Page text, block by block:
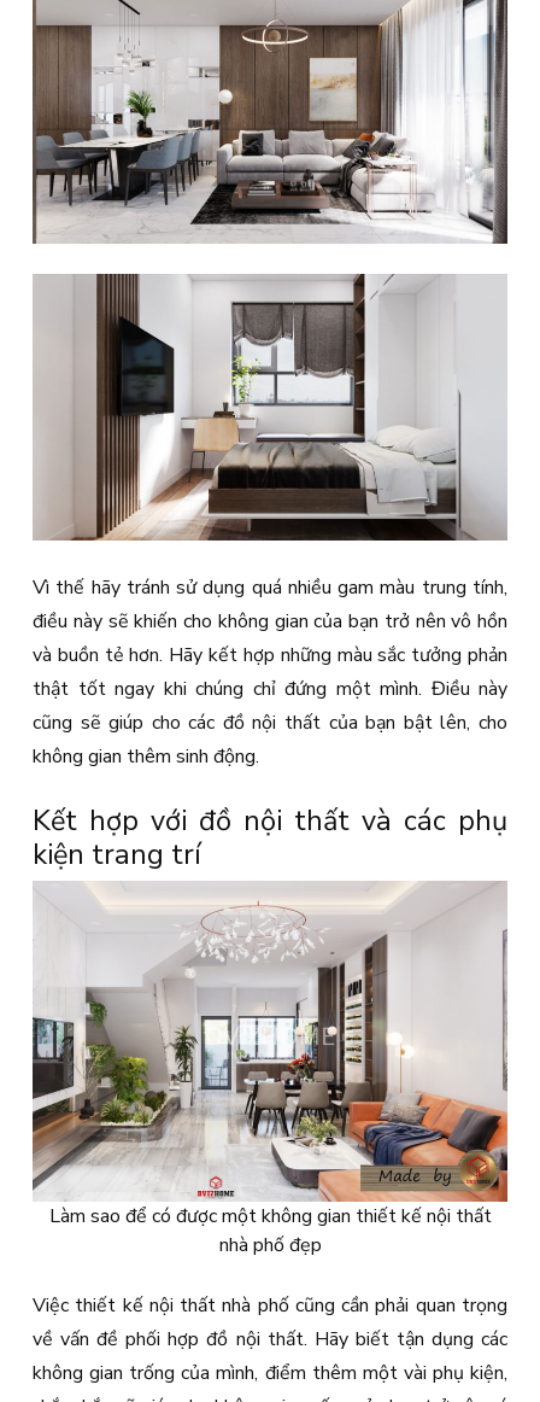
Vì thế hãy tránh sử dụng quá nhiều gam màu trung tính,
điều này sẽ khiến cho không gian của bạn trở nên vô hồn
và buồn tẻ hơn. Hãy kết hợp những màu sắc tưởng phản
thật tốt ngay khi chúng chỉ đứng một mình. Điều này
cũng sẽ giúp cho các đồ nội thất của bạn bật lên, cho
không gian thêm sinh động.
Kết hợp với đồ nội thất và các phụ
kiện trang trí
Làm sao để có được một không gian thiết kế nội thất
nhà phố đẹp
Việc thiết kế nội thất nhà phố cũng cần phải quan trọng
về vấn đề phối hợp đồ nội thất. Hãy biết tận dụng các
không gian trống của mình, điểm thêm một vài phụ kiện,